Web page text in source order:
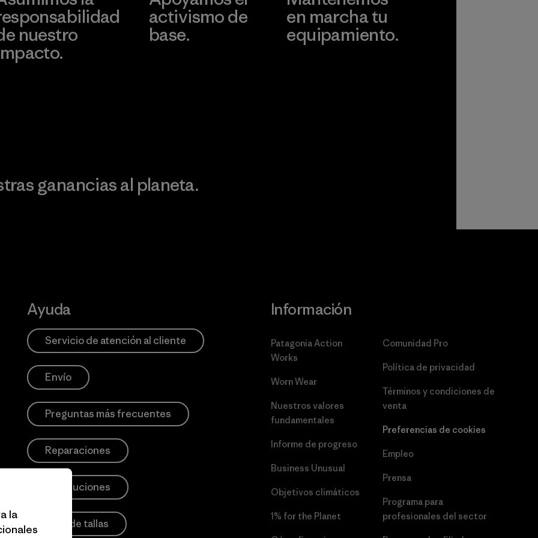
nuestro
activismo de
base.
en marcha tu
equipamiento.
ganancias al planeta.
Ayuda
Servicio de atención al cliente
Envío
Preguntas más frecuentes
Reparaciones
Devoluciones
Guía de tallas
Información
Patagonia Action
Works
Worn Wear
Nuestros valores
fundamentales
Informe de progreso
Business Unusual
Objetivos climáticos
1% for the Planet
Comunidad Pro
Política de privacidad
Términos y condiciones de
venta
Preferencias de cookies
Empleo
Prensa
Programa para
profesionales del sector
la